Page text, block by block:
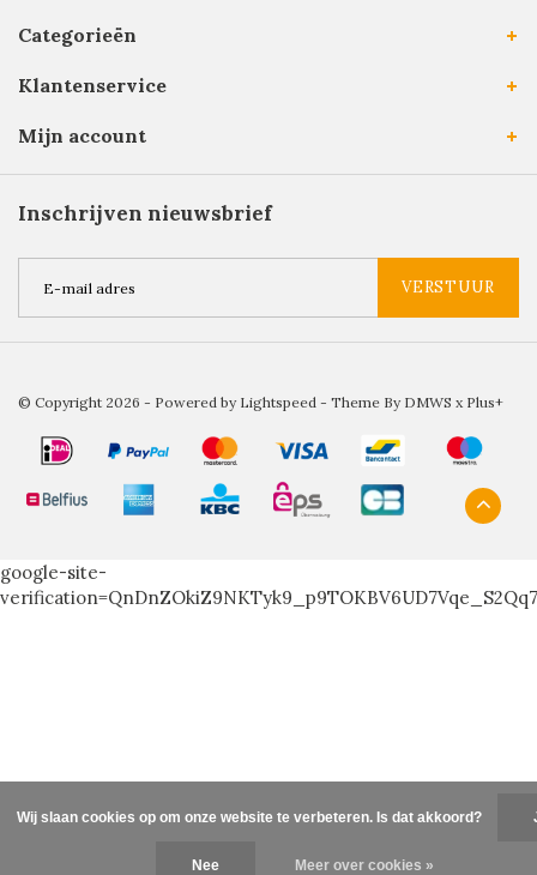
Categorieën
Klantenservice
Mijn account
Inschrijven nieuwsbrief
VERSTUUR
© Copyright 2026 - Powered by Lightspeed - Theme By DMWS x Plus+
google-site-
Wij slaan cookies op om onze website te verbeteren. Is dat akkoord?
Nee Meer over cookies »